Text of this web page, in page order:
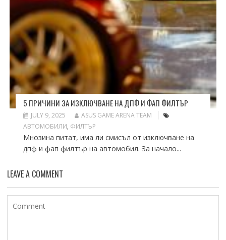
5 ПРИЧИНИ ЗА ИЗКЛЮЧВАНЕ НА ДПФ И ФАП ФИЛТЪР
JULY 9, 2025
ASUS GAME ARENA TEAM
АВТОМОБИЛИ, ФИЛТЪР
Мнозина питат, има ли смисъл от изключване на
дпф и фап филтър на автомобил. За начало...
LEAVE A COMMENT